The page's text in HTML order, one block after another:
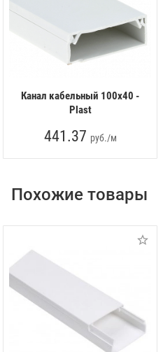
Канал кабельный 100х40 -
Plast
441.37 руб./м
Похожие товары